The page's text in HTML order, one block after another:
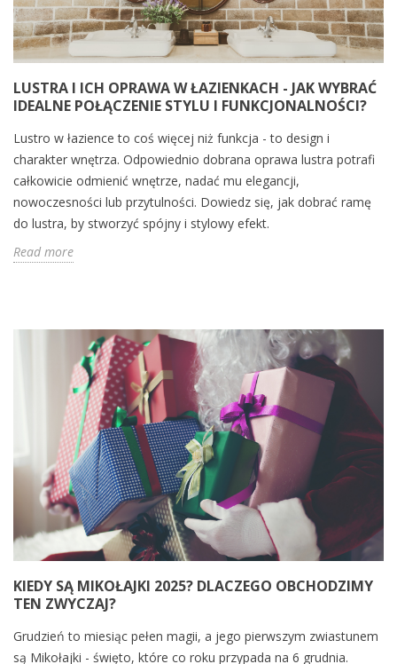
LUSTRA I ICH OPRAWA W ŁAZIENKACH - JAK WYBRAĆ
IDEALNE POŁĄCZENIE STYLU I FUNKCJONALNOŚCI?
Lustro w łazience to coś więcej niż funkcja - to design i
charakter wnętrza. Odpowiednio dobrana oprawa lustra potrafi
całkowicie odmienić wnętrze, nadać mu elegancji,
nowoczesności lub przytulności. Dowiedz się, jak dobrać ramę
do lustra, by stworzyć spójny i stylowy efekt.
Read more
KIEDY SĄ MIKOŁAJKI 2025? DLACZEGO OBCHODZIMY
TEN ZWYCZAJ?
Grudzień to miesiąc pełen magii, a jego pierwszym zwiastunem
są Mikołajki - święto, które co roku przypada na 6 grudnia.